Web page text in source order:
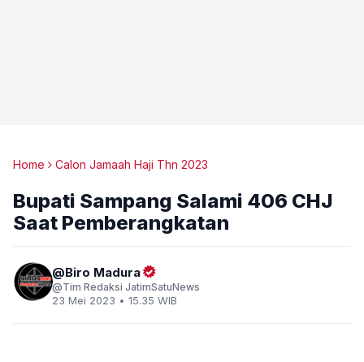
Home Calon Jamaah Haji Thn 2023
Bupati Sampang Salami 406 CHJ
Saat Pemberangkatan
Biro Madura
Tim Redaksi JatimSatuNews
23 Mei 2023 • 15.35 WIB